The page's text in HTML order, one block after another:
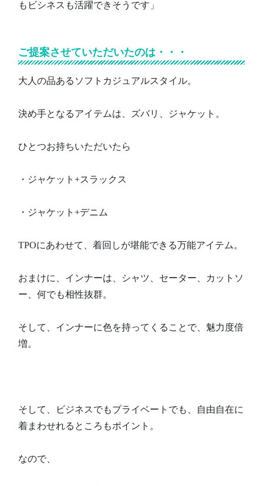
もビシネスも活躍できそうです」
ご提案させていただいたのは・・・
大人の品あるソフトカジュアルスタイル。
決め手となるアイテムは、ズバリ、ジャケット。
ひとつお持ちいただいたら
・ジャケット+スラックス
・ジャケット+デニム
TPOにあわせて、着回しが堪能できる万能アイテム。
おまけに、インナーは、シャツ、セーター、カットソ
ー、何でも相性抜群。
そして、インナーに色を持ってくることで、魅力度倍
増。
そして、ビジネスでもプライベートでも、自由自在に
着まわせれるところもポイント。
なので、